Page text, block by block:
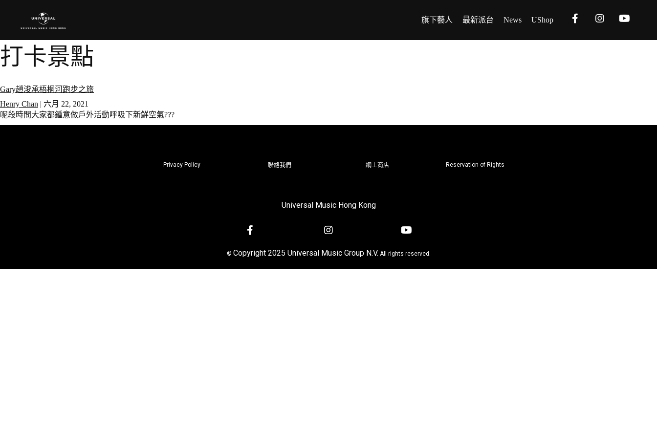
旗下藝人 最新派台 News UShop
打卡景點
Gary趙浚承梧桐河跑步之旅
Henry Chan | 六月 22, 2021
呢段時間大家都鍾意做戶外活動呼吸下新鮮空氣???
Privacy Policy 聯絡我們 網上商店 Reservation of Rights
Universal Music Hong Kong
© Copyright 2025 Universal Music Group N.V. All rights reserved.